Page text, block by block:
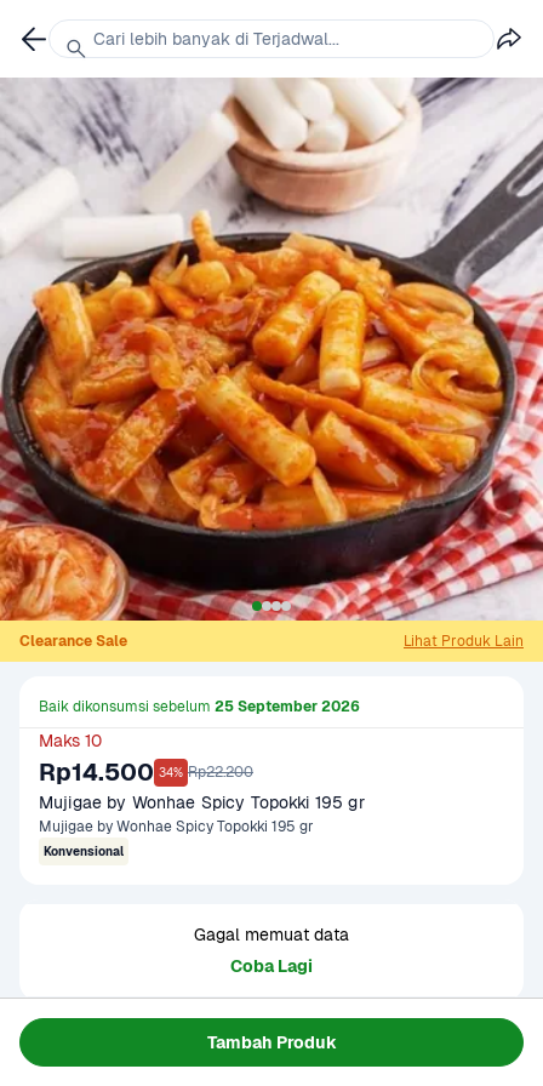
Tambah Produk
Clearance Sale Lihat Produk Lain
Baik dikonsumsi sebelum 25 September 2026
Maks 10
Rp14.500 34% Rp22.200
Mujigae by Wonhae Spicy Topokki 195 gr
Mujigae by Wonhae Spicy Topokki 195 gr
Konvensional
Gagal memuat data
Coba Lagi
Cari lebih banyak di Terjadwal...